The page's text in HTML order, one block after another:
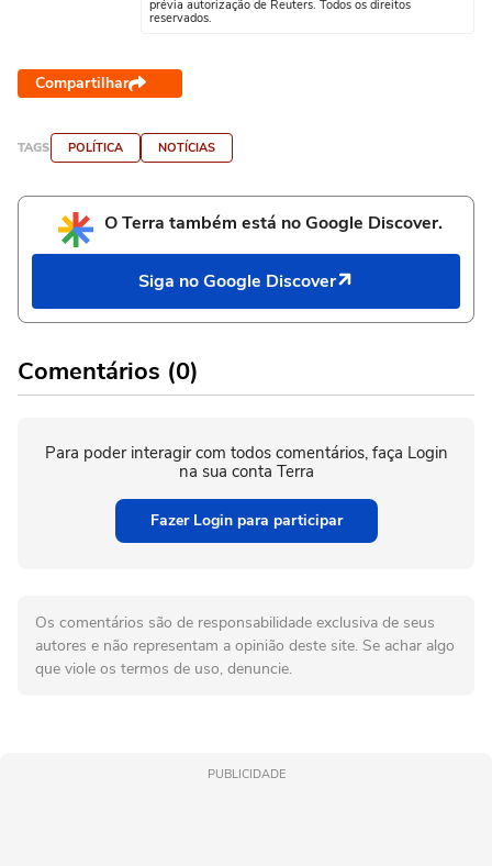
prévia autorização de Reuters. Todos os direitos
reservados.
Compartilhar
TAGS POLÍTICA NOTÍCIAS
O Terra também está no Google Discover.
Siga no Google Discover
Comentários (0)
Para poder interagir com todos comentários, faça Login
na sua conta Terra
Fazer Login para participar
Os comentários são de responsabilidade exclusiva de seus
autores e não representam a opinião deste site. Se achar algo
que viole os termos de uso, denuncie.
PUBLICIDADE